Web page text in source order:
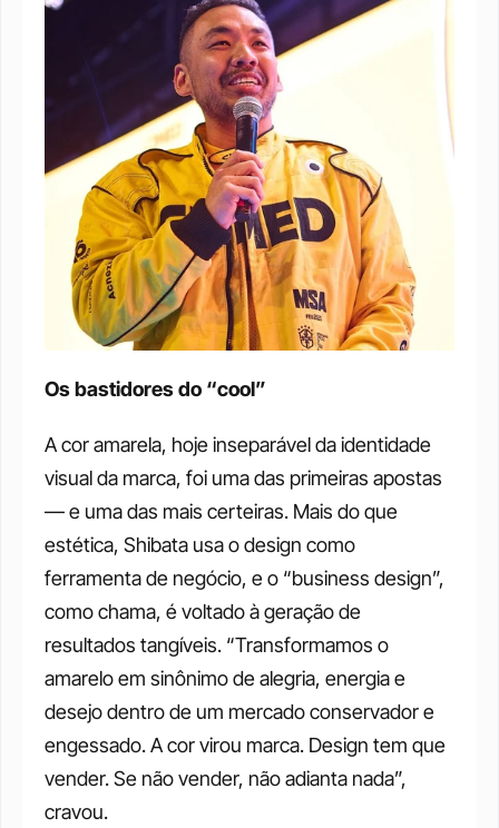
Os bastidores do “cool”
A cor amarela, hoje inseparável da identidade
visual da marca, foi uma das primeiras apostas
— e uma das mais certeiras. Mais do que
estética, Shibata usa o design como
ferramenta de negócio, e o “business design”,
como chama, é voltado à geração de
resultados tangíveis. “Transformamos o
amarelo em sinônimo de alegria, energia e
desejo dentro de um mercado conservador e
engessado. A cor virou marca. Design tem que
vender. Se não vender, não adianta nada”,
cravou.